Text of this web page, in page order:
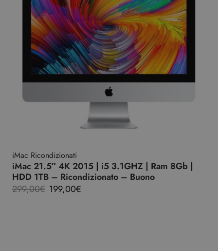
iMac Ricondizionati
iMac 21.5″ 4K 2015 | i5 3.1GHZ | Ram 8Gb |
HDD 1TB – Ricondizionato – Buono
299,00€ 199,00€